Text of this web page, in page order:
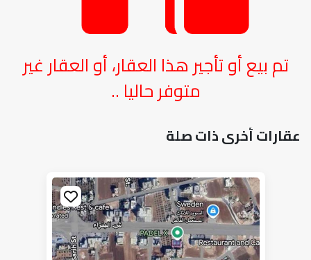
تم بيع أو تأجير هذا العقار، أو العقار غير
متوفر حاليا ..
عقارات أخرى ذات صلة